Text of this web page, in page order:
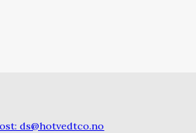
ds@hotvedtco.no